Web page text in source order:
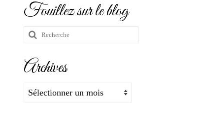
Fouillez sur le blog
Rechercher
Archives
Archives